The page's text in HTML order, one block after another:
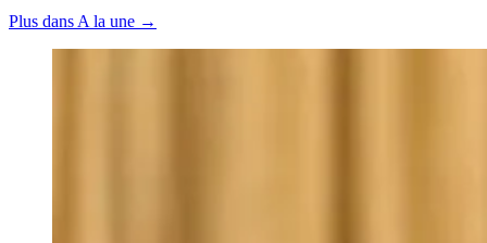
Plus dans A la une →